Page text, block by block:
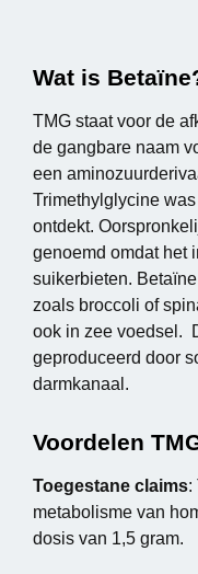
Wat is
TMG staat voor de
de gangbare naam
een
Trimethylglycine
ontdekt.
genoemd omdat het
suikerbieten.
zoals broccoli of
ook in zee voedsel.
geproduceerd door
darmkanaal.
Voordelen
Toegestane claims:
metabolisme van
dosis van 1,5 gram.